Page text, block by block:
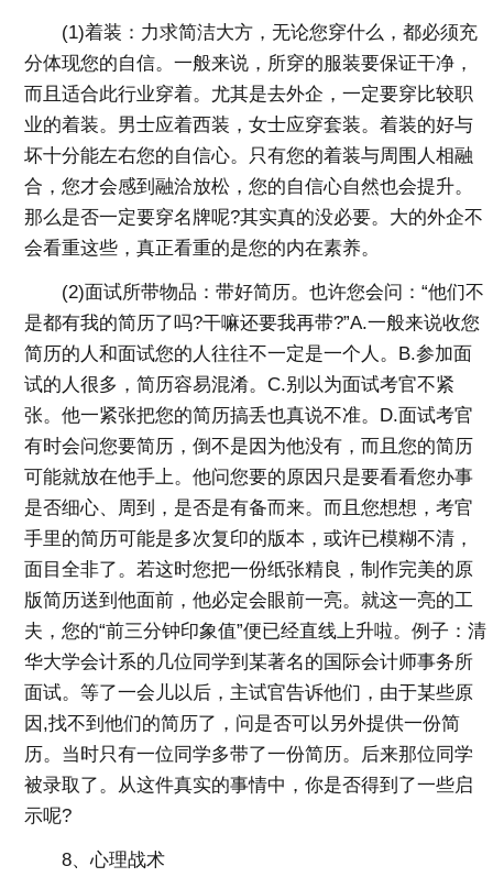
(1)着装：力求简洁大方，无论您穿什么，都必须充
分体现您的自信。一般来说，所穿的服装要保证干净，
而且适合此行业穿着。尤其是去外企，一定要穿比较职
业的着装。男士应着西装，女士应穿套装。着装的好与
坏十分能左右您的自信心。只有您的着装与周围人相融
合，您才会感到融洽放松，您的自信心自然也会提升。
那么是否一定要穿名牌呢?其实真的没必要。大的外企不
会看重这些，真正看重的是您的内在素养。
(2)面试所带物品：带好简历。也许您会问：“他们不
是都有我的简历了吗?干嘛还要我再带?”A.一般来说收您
简历的人和面试您的人往往不一定是一个人。B.参加面
试的人很多，简历容易混淆。C.别以为面试考官不紧
张。他一紧张把您的简历搞丢也真说不准。D.面试考官
有时会问您要简历，倒不是因为他没有，而且您的简历
可能就放在他手上。他问您要的原因只是要看看您办事
是否细心、周到，是否是有备而来。而且您想想，考官
手里的简历可能是多次复印的版本，或许已模糊不清，
面目全非了。若这时您把一份纸张精良，制作完美的原
版简历送到他面前，他必定会眼前一亮。就这一亮的工
夫，您的“前三分钟印象值”便已经直线上升啦。例子：清
华大学会计系的几位同学到某著名的国际会计师事务所
面试。等了一会儿以后，主试官告诉他们，由于某些原
因,找不到他们的简历了，问是否可以另外提供一份简
历。当时只有一位同学多带了一份简历。后来那位同学
被录取了。从这件真实的事情中，你是否得到了一些启
示呢?
8、心理战术